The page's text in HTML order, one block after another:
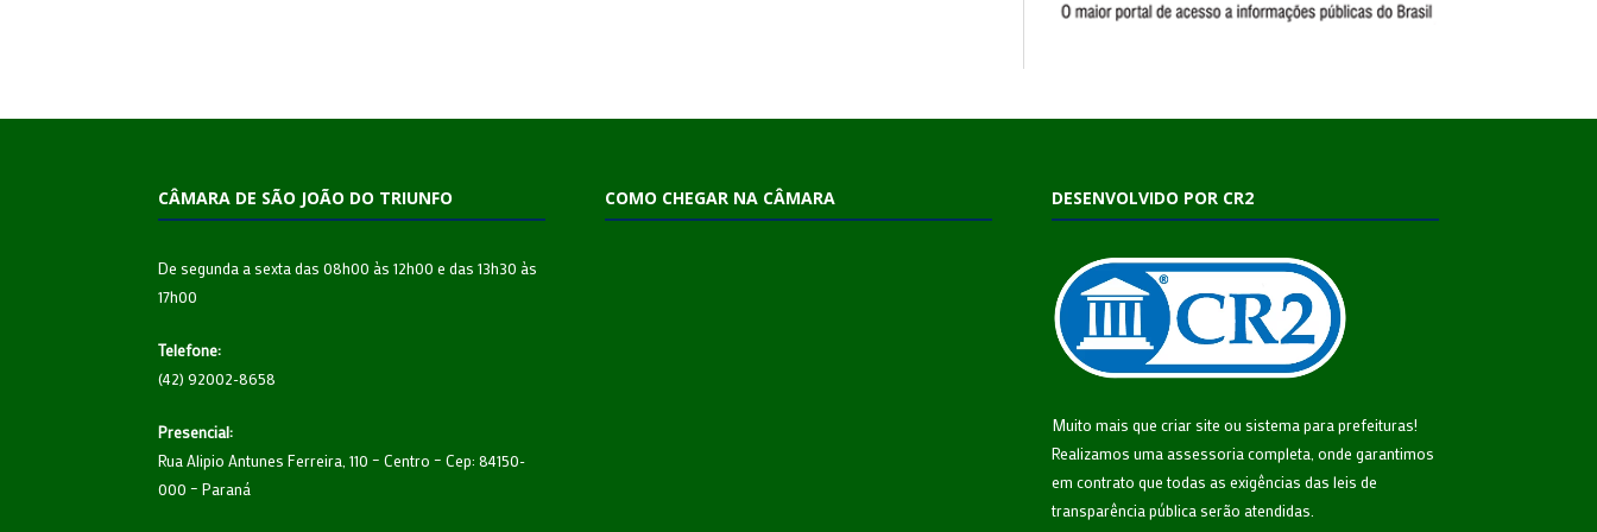
CÂMARA DE SÃO JOÃO DO TRIUNFO
De segunda a sexta das 08h00 às 12h00 e das 13h30 às
17h00
Telefone:
(42) 92002-8658
Presencial:
Rua Alipio Antunes Ferreira, 110 – Centro – Cep: 84150-
000 – Paraná
COMO CHEGAR NA CÂMARA DESENVOLVIDO POR CR2
Muito mais que criar site ou sistema para prefeituras!
Realizamos uma assessoria completa, onde garantimos
em contrato que todas as exigências das leis de
transparência pública serão atendidas.